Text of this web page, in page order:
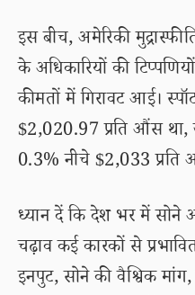
इस बीच, अमेरिकी
के अधिकारियों की
कीमतों में गिरावट आई।
$2,020.97 प्रति औंस था,
0.3% नीचे $2,033 प्रति
ध्यान दें कि देश भर में सोने
चढ़ाव कई कारकों से प्रभावित
इनपुट, सोने की वैश्विक